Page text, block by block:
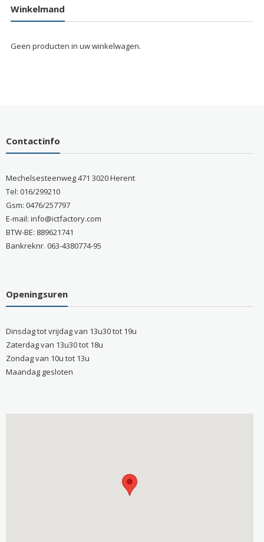
Winkelmand
Geen producten in uw winkelwagen.
Contactinfo
Mechelsesteenweg 471 3020 Herent
Tel: 016/299210
Gsm: 0476/257797
E-mail: info@ictfactory.com
BTW-BE: 889621741
Bankreknr. 063-4380774-95
Openingsuren
Dinsdag tot vrijdag van 13u30 tot 19u
Zaterdag van 13u30 tot 18u
Zondag van 10u tot 13u
Maandag gesloten